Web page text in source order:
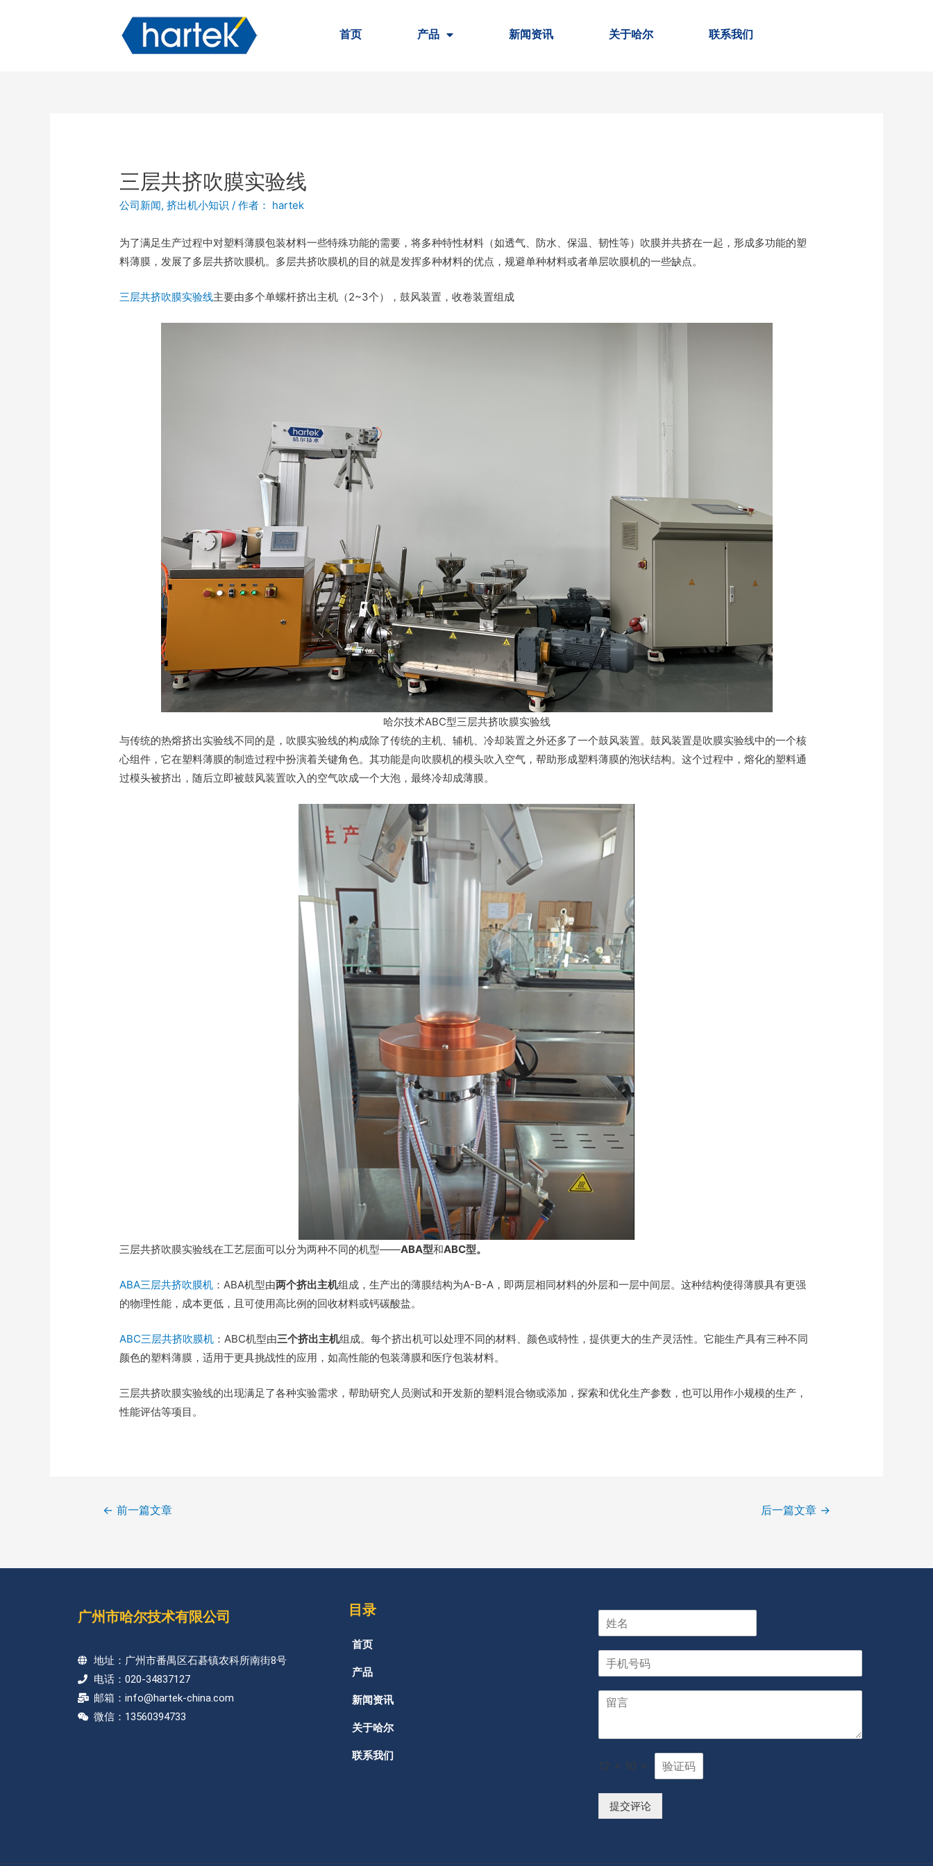
首页 产品 新闻资讯 关于哈尔 联系我们
三层共挤吹膜实验线
公司新闻,挤出机小知识 / 作者： hartek
为了满足生产过程中对塑料薄膜包装材料一些特殊功能的需要，将多种特性材料（如透气、防水、保温、韧性等）吹膜并共挤在一起，形成多功能的塑
料薄膜，发展了多层共挤吹膜机。多层共挤吹膜机的目的就是发挥多种材料的优点，规避单种材料或者单层吹膜机的一些缺点。
三层共挤吹膜实验线主要由多个单螺杆挤出主机（2~3个），鼓风装置，收卷装置组成
哈尔技术ABC型三层共挤吹膜实验线
与传统的热熔挤出实验线不同的是，吹膜实验线的构成除了传统的主机、辅机、冷却装置之外还多了一个鼓风装置。鼓风装置是吹膜实验线中的一个核
心组件，它在塑料薄膜的制造过程中扮演着关键角色。其功能是向吹膜机的模头吹入空气，帮助形成塑料薄膜的泡状结构。这个过程中，熔化的塑料通
过模头被挤出，随后立即被鼓风装置吹入的空气吹成一个大泡，最终冷却成薄膜。
三层共挤吹膜实验线在工艺层面可以分为两种不同的机型——ABA型和ABC型。
ABA三层共挤吹膜机 ：ABA机型由两个挤出主机组成，生产出的薄膜结构为A-B-A，即两层相同材料的外层和一层中间层。这种结构使得薄膜具有更强
的物理性能，成本更低，且可使用高比例的回收材料或钙碳酸盐​​​​。
ABC三层共挤吹膜机 ：ABC机型由三个挤出主机组成。每个挤出机可以处理不同的材料、颜色或特性，提供更大的生产灵活性。它能生产具有三种不同
颜色的塑料薄膜，适用于更具挑战性的应用，如高性能的包装薄膜和医疗包装材料。
三层共挤吹膜实验线的出现满足了各种实验需求，帮助研究人员测试和开发新的塑料混合物或添加，探索和优化生产参数，也可以用作小规模的生产，
性能评估等项目。
← 前一篇文章 后一篇文章 →
广州市哈尔技术有限公司
地址：广州市番禺区石碁镇农科所南街8号
电话：020-34837127
邮箱：info@hartek-china.com
微信：13560394733
目录
首页
产品
新闻资讯
关于哈尔
联系我们
12 + 10 =
提交评论